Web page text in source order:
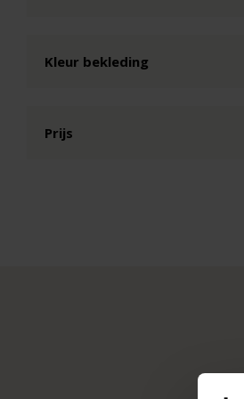
Kleur bekleding
Prijs